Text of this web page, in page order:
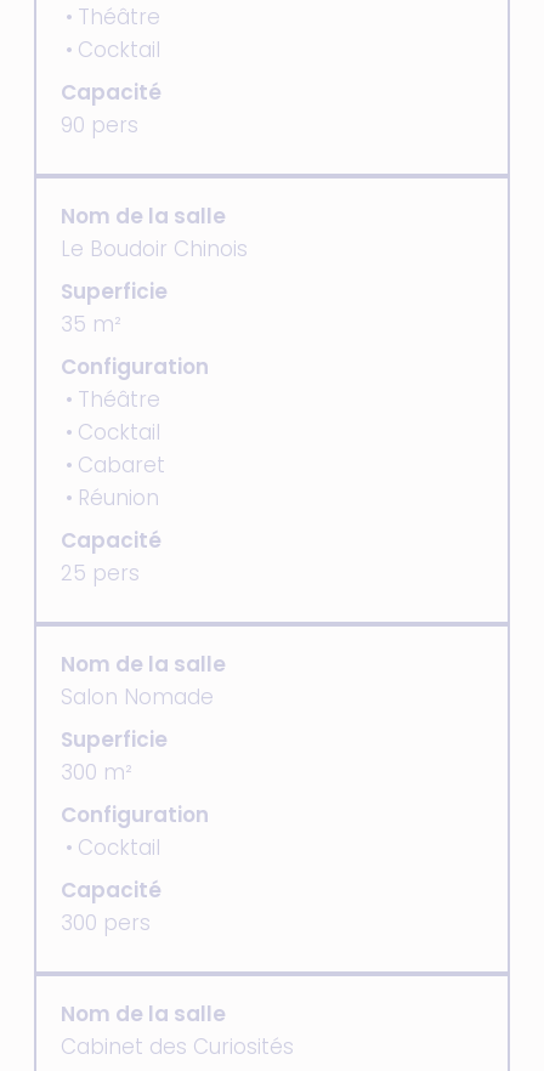
Théâtre
Cocktail
Capacité
90 pers
Nom de la salle
Le Boudoir Chinois
Superficie
35 m²
Configuration
Théâtre
Cocktail
Cabaret
Réunion
Capacité
25 pers
Nom de la salle
Salon Nomade
Superficie
300 m²
Configuration
Cocktail
Capacité
300 pers
Nom de la salle
Cabinet des Curiosités